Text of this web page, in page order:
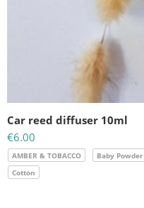
Car reed diffuser 10ml
€6.00
AMBER & TOBACCO Baby Powder
Cotton